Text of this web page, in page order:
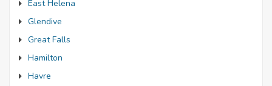
East Helena
Glendive
Great Falls
Hamilton
Havre